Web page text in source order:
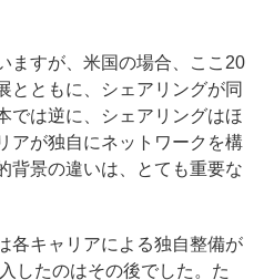
すが、米国の場合、ここ20
とともに、シェアリングが同
では逆に、シェアリングはほ
アが独自にネットワークを構
背景の違いは、とても重要な
キャリアによる独自整備が
したのはその後でした。た